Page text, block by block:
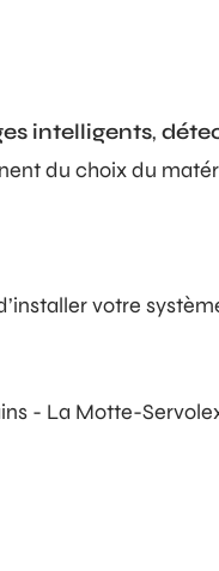
intelligents,
du choix du
votre
- La Motte-